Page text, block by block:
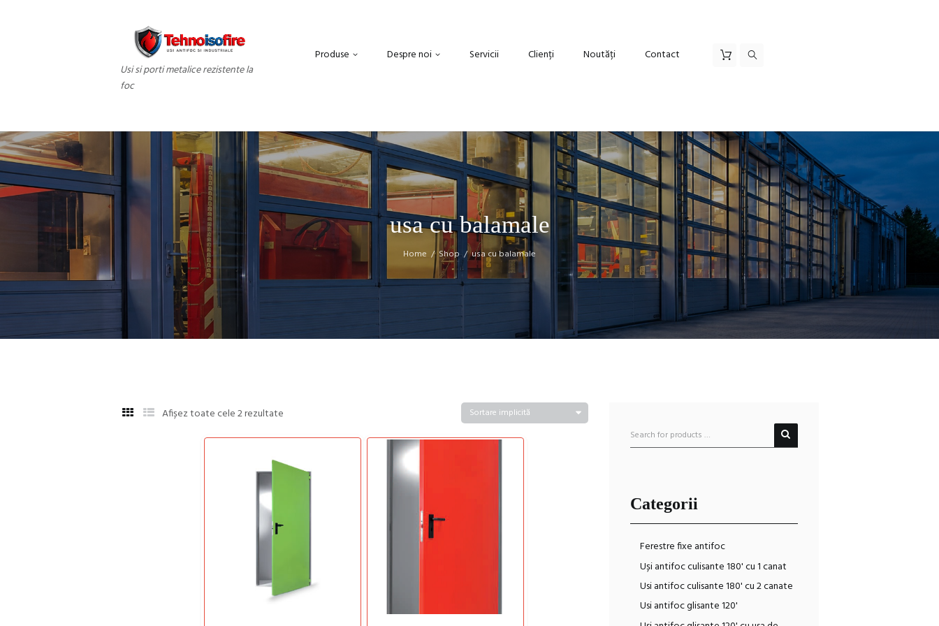
Usi si porti metalice rezistente la
foc
Produse Despre noi Servicii Clienți Noutăți Contact
usa cu balamale
Home Shop usa cu balamale
Afișez toate cele 2 rezultate
Categorii
Ferestre fixe antifoc
Uși antifoc culisante 180' cu 1 canat
Usi antifoc culisante 180' cu 2 canate
Usi antifoc glisante 120'